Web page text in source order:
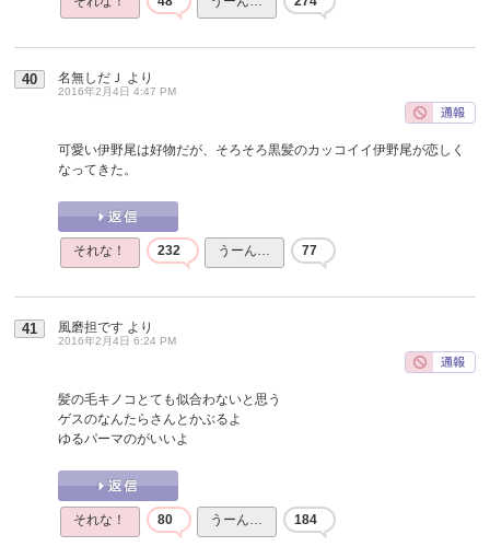
40 名無しだＪ より
2016年2月4日 4:47 PM
可愛い伊野尾は好物だが、そろそろ黒髪のカッコイイ伊野尾が恋しく
なってきた。
それな！ 232 うーん… 77
41 風磨担です より
2016年2月4日 6:24 PM
髪の毛キノコとても似合わないと思う
ゲスのなんたらさんとかぶるよ
ゆるパーマのがいいよ
それな！ 80 うーん… 184